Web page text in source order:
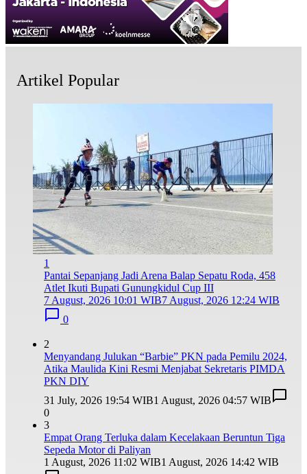
Artikel Popular
1
Pantai Sepanjang Jadi Arena Balap Sepatu Roda, 458
Atlet Ikuti Bupati Gunungkidul Cup III
7 August, 2026 10:01 WIB7 August, 2026 12:24 WIB
0
2
Menyandang Julukan “Barbie” PKN pada Pemilu 2024,
Atika Maulida Kini Resmi Menjabat Sekretaris PIMDA
PKN DIY
31 July, 2026 19:54 WIB1 August, 2026 04:57 WIB
0
3
Empat Orang Terluka dalam Kecelakaan Beruntun Tiga
Sepeda Motor di Paliyan
1 August, 2026 11:02 WIB1 August, 2026 14:42 WIB